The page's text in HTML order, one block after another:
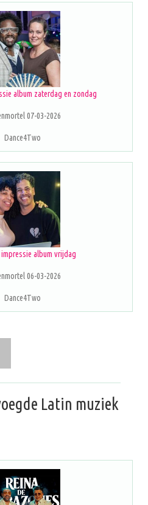
album zaterdag en zondag
07-03-2026
Dance4Two
impressie album vrijdag
06-03-2026
Dance4Two
Latin muziek